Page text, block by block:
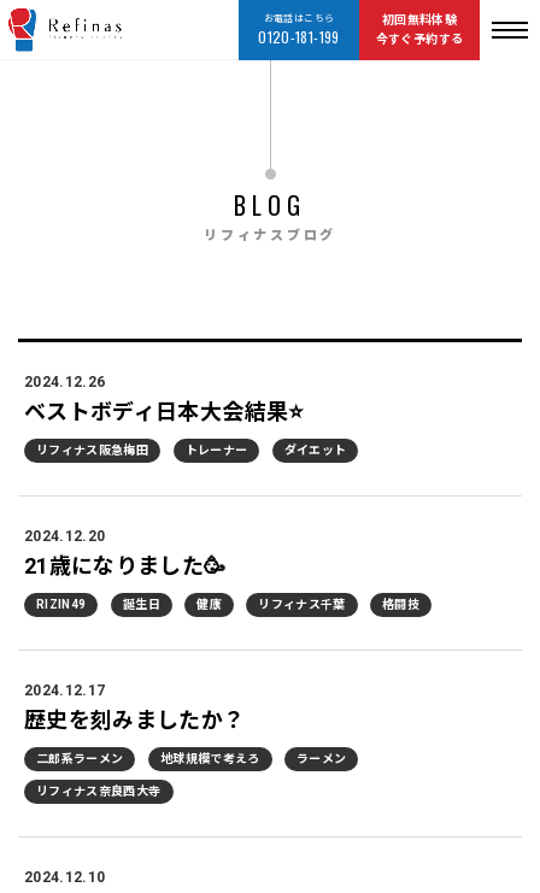
お電話はこちら
0120-181-199
初回無料体験
今すぐ予約する
BLOG
リフィナスブログ
2024.12.26
ベストボディ日本大会結果⭐
リフィナス阪急梅田 トレーナー ダイエット
2024.12.20
21歳になりました🥳
RIZIN49 誕生日 健康 リフィナス千葉 格闘技
2024.12.17
歴史を刻みましたか？
二郎系ラーメン 地球規模で考えろ ラーメン
リフィナス奈良西大寺
2024.12.10